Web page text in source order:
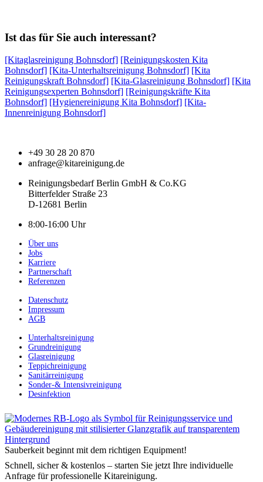
Ist das für Sie auch interessant?
[Kitaglasreinigung Bohnsdorf] [Reinigungskosten Kita
Bohnsdorf] [Kita-Unterhaltsreinigung Bohnsdorf] [Kita
Reinigungskraft Bohnsdorf] [Kita-Glasreinigung Bohnsdorf] [Kita
Reinigungsexperten Bohnsdorf] [Reinigungskräfte Kita
Bohnsdorf] [Hygienereinigung Kita Bohnsdorf] [Kita-
Innenreinigung Bohnsdorf]
+49 30 28 20 870
anfrage@kitareinigung.de
Reinigungsbedarf Berlin GmbH & Co.KG
Bitterfelder Straße 23
D-12681 Berlin
8:00-16:00 Uhr
Über uns
Jobs
Karriere
Partnerschaft
Referenzen
Datenschutz
Impressum
AGB
Unterhaltsreinigung
Grundreinigung
Glasreinigung
Teppichreinigung
Sanitärreinigung
Sonder-& Intensivreinigung
Desinfektion
Sauberkeit beginnt mit dem richtigen Equipment!
Schnell, sicher & kostenlos – starten Sie jetzt Ihre individuelle
Anfrage für professionelle Kitareinigung.